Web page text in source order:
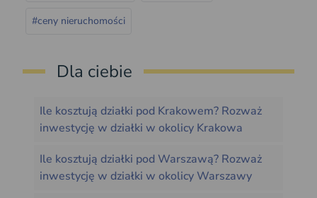
#ceny nieruchomości
Dla ciebie
Ile kosztują działki pod Krakowem? Rozważ
inwestycję w działki w okolicy Krakowa
Ile kosztują działki pod Warszawą? Rozważ
inwestycję w działki w okolicy Warszawy